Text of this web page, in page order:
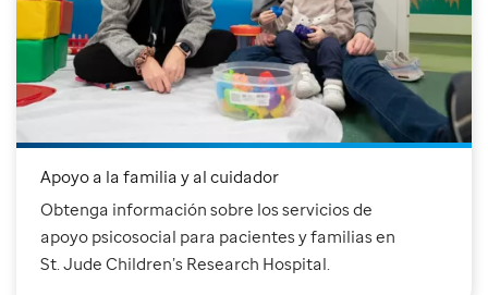
Apoyo a la familia y al cuidador
Obtenga información sobre los servicios de
apoyo psicosocial para pacientes y familias en
St. Jude Children’s Research Hospital.